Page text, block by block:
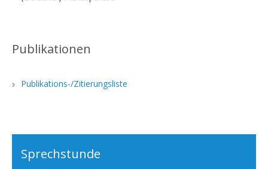
Publikationen
Publikations-/Zitierungsliste
Sprechstunde